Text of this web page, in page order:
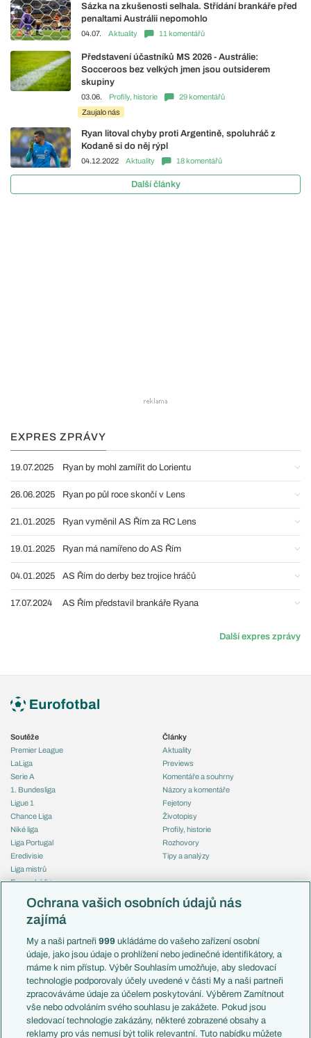
Sázka na zkušenosti selhala. Střídání brankáře před
penaltami Austrálii nepomohlo
04.07. Aktuality 11 komentářů
Představení účastníků MS 2026 - Austrálie:
Socceroos bez velkých jmen jsou outsiderem
skupiny
03.06. Profily, historie
29 komentářů
Zaujalo nás
Ryan litoval chyby proti Argentině, spoluhráč z
Kodaně si do něj rýpl
04.12.2022 Aktuality 18 komentářů
Další články
EXPRES ZPRÁVY
19.07.2025 Ryan by mohl zamířit do Lorientu
26.06.2025 Ryan po půl roce skončí v Lens
21.01.2025 Ryan vyměnil AS Řím za RC Lens
19.01.2025 Ryan má namířeno do AS Řím
04.01.2025 AS Řím do derby bez trojice hráčů
17.07.2024 AS Řím představil brankáře Ryana
Další expres zprávy
Soutěže
Premier League
LaLiga
Serie A
1. Bundesliga
Ligue 1
Chance Liga
Niké liga
Liga Portugal
Eredivisie
Liga mistrů
Evropská liga
Mistrovství světa
Liga národů
Témata
Představení týmů MS
EuroSkauting
PL v kostce
Evropské koeficienty
Přestupy
Přestupové spekulace
Články
Aktuality
Previews
Komentáře a souhrny
Názory a komentáře
Fejetony
Životopisy
Profily, historie
Rozhovory
Tipy a analýzy
Česko
Francie
Itálie
Německo
Španělsko
Argentina
Brazílie
Přestupy
Ochrana vašich osobních údajů nás
zajímá
My a naši partneři999 ukládáme do vašeho zařízení osobní
údaje, jako jsou údaje o prohlížení nebo jedinečné identifikátory, a
máme k nim přístup. Výběr Souhlasím umožňuje, aby sledovací
technologie podporovaly účely uvedené v části My a naši partneři
zpracováváme údaje za účelem poskytování. Výběrem Zamítnout
vše nebo odvoláním svého souhlasu je zakážete. Pokud jsou
sledovací technologie zakázány, některé zobrazené obsahy a
reklamy pro vás nemusí být tolik relevantní. Tuto nabídku můžete